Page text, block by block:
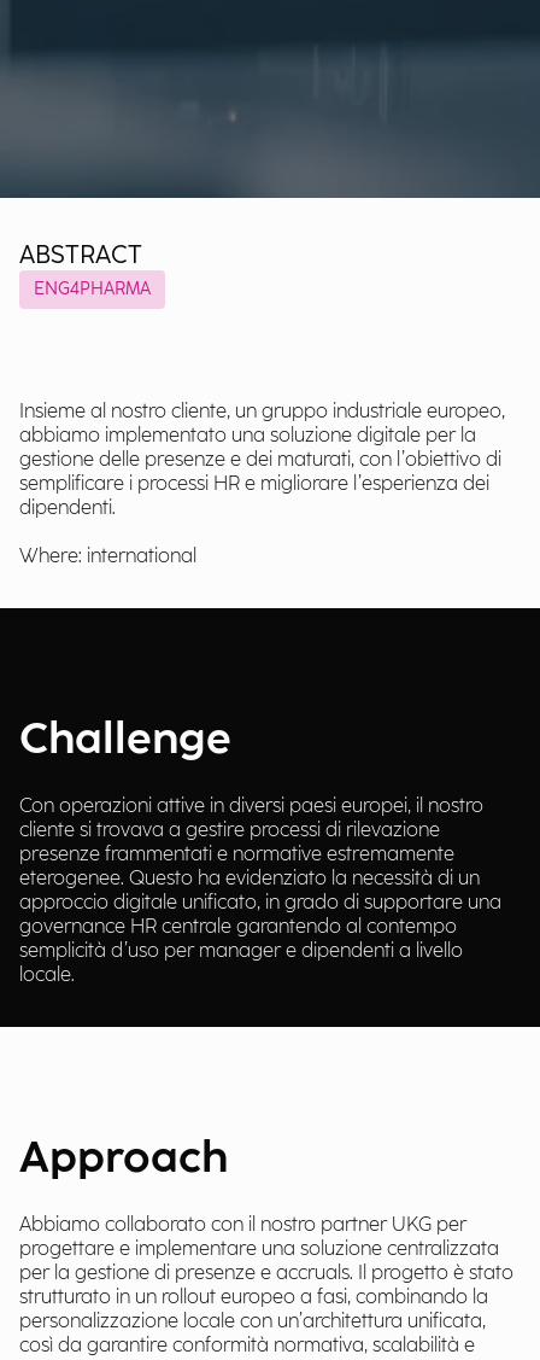
ABSTRACT
ENG4PHARMA
Insieme al nostro cliente, un gruppo industriale europeo,
abbiamo implementato una soluzione digitale per la
gestione delle presenze e dei maturati, con l’obiettivo di
semplificare i processi HR e migliorare l’esperienza dei
dipendenti.
Where: international
Challenge
Con operazioni attive in diversi paesi europei, il nostro
cliente si trovava a gestire processi di rilevazione
presenze frammentati e normative estremamente
eterogenee. Questo ha evidenziato la necessità di un
approccio digitale unificato, in grado di supportare una
governance HR centrale garantendo al contempo
semplicità d’uso per manager e dipendenti a livello
locale.
Approach
Abbiamo collaborato con il nostro partner UKG per
progettare e implementare una soluzione centralizzata
per la gestione di presenze e accruals. Il progetto è stato
strutturato in un rollout europeo a fasi, combinando la
personalizzazione locale con un’architettura unificata,
così da garantire conformità normativa, scalabilità e